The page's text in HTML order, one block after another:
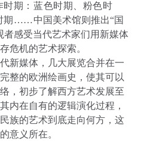
期：蓝色时期、粉色时
期……中国美术馆则推出“国
者感受当代艺术家们用新媒体
危机的艺术探索。
新媒体，几大展览合并在一
整的欧洲绘画史，使其可以
，初步了解西方艺术发展至
内在自有的逻辑演化过程，
族的艺术到底走向何方，这
意义所在。